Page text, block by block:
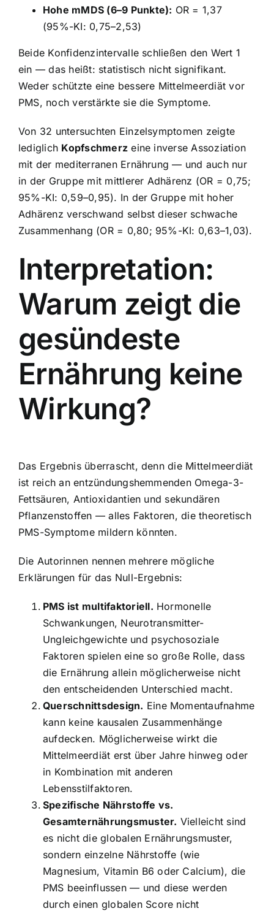
Hohe mMDS (6–9 Punkte): OR = 1,37
(95%-KI: 0,75–2,53)
Beide Konfidenzintervalle schließen den Wert 1
ein — das heißt: statistisch nicht signifikant.
Weder schützte eine bessere Mittelmeerdiät vor
PMS, noch verstärkte sie die Symptome.
Von 32 untersuchten Einzelsymptomen zeigte
lediglich Kopfschmerz eine inverse Assoziation
mit der mediterranen Ernährung — und auch nur
in der Gruppe mit mittlerer Adhärenz (OR = 0,75;
95%-KI: 0,59–0,95). In der Gruppe mit hoher
Adhärenz verschwand selbst dieser schwache
Zusammenhang (OR = 0,80; 95%-KI: 0,63–1,03).
Interpretation:
Warum zeigt die
gesündeste
Ernährung keine
Wirkung?
Das Ergebnis überrascht, denn die Mittelmeerdiät
ist reich an entzündungshemmenden Omega-3-
Fettsäuren, Antioxidantien und sekundären
Pflanzenstoffen — alles Faktoren, die theoretisch
PMS-Symptome mildern könnten.
Die Autorinnen nennen mehrere mögliche
Erklärungen für das Null-Ergebnis:
PMS ist multifaktoriell. Hormonelle
Schwankungen, Neurotransmitter-
Ungleichgewichte und psychosoziale
Faktoren spielen eine so große Rolle, dass
die Ernährung allein möglicherweise nicht
den entscheidenden Unterschied macht.
Querschnittsdesign. Eine Momentaufnahme
kann keine kausalen Zusammenhänge
aufdecken. Möglicherweise wirkt die
Mittelmeerdiät erst über Jahre hinweg oder
in Kombination mit anderen
Lebensstilfaktoren.
Spezifische Nährstoffe vs.
Gesamternährungsmuster. Vielleicht sind
es nicht die globalen Ernährungsmuster,
sondern einzelne Nährstoffe (wie
Magnesium, Vitamin B6 oder Calcium), die
PMS beeinflussen — und diese werden
durch einen globalen Score nicht